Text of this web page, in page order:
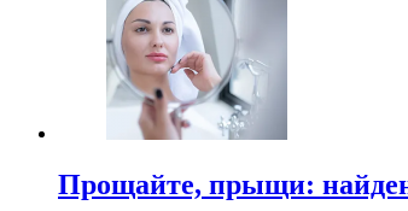
Прощайте, прыщи: найден